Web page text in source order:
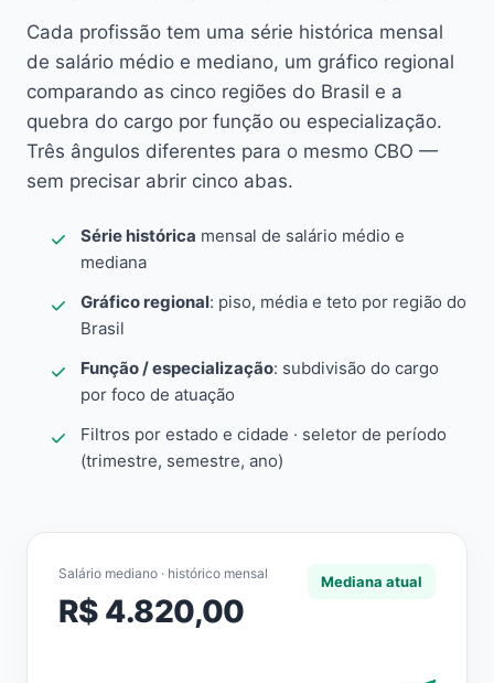
Cada profissão tem uma série histórica mensal
de salário médio e mediano, um gráfico regional
comparando as cinco regiões do Brasil e a
quebra do cargo por função ou especialização.
Três ângulos diferentes para o mesmo CBO —
sem precisar abrir cinco abas.
Série histórica mensal de salário médio e
mediana
Gráfico regional: piso, média e teto por região do
Brasil
Função / especialização: subdivisão do cargo
por foco de atuação
Filtros por estado e cidade · seletor de período
(trimestre, semestre, ano)
Salário mediano · histórico mensal
R$ 4.820,00
Mediana atual